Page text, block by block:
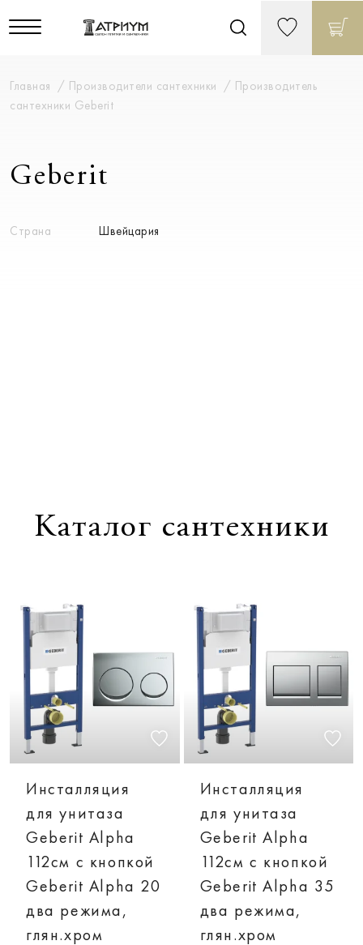
Главная Производители сантехники
Производитель
сантехники Geberit
Geberit
Страна Швейцария
Каталог сантехники
Инсталляция
для унитаза
Geberit Alpha
112см с кнопкой
Geberit Alpha 20
два режима,
глян.хром
Инсталляция
для унитаза
Geberit Alpha
112см с кнопкой
Geberit Alpha 35
два режима,
глян.хром